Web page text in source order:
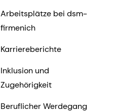
Arbeitsplätze bei dsm-
firmenich
Karriereberichte
Inklusion und
Zugehörigkeit
Beruflicher Werdegang